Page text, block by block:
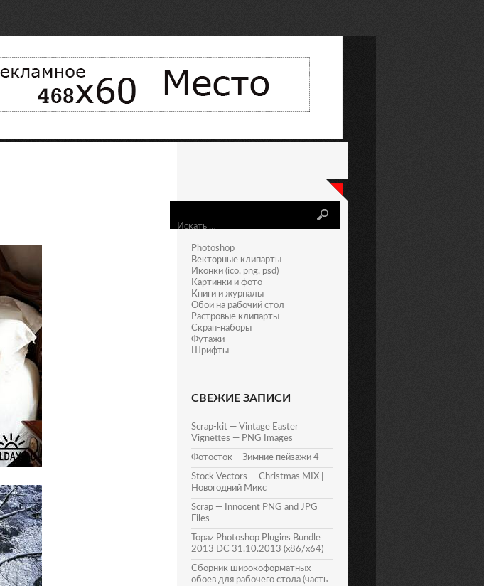
Photoshop
Векторные клипарты
Иконки (ico, png, psd)
Картинки и фото
Книги и журналы
Обои на рабочий стол
Растровые клипарты
Скрап-наборы
Футажи
Шрифты
СВЕЖИЕ ЗАПИСИ
Scrap-kit — Vintage Easter
Vignettes — PNG Images
Фотосток – Зимние пейзажи 4
Stock Vectors — Christmas MIX |
Новогодний Микс
Scrap — Innocent PNG and JPG
Files
Topaz Photoshop Plugins Bundle
2013 DC 31.10.2013 (x86/x64)
Сборник широкоформатных
обоев для рабочего стола (часть